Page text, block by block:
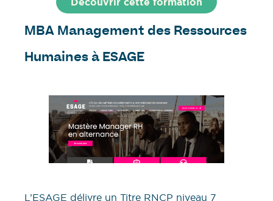
MBA Management des Ressources
Humaines à ESAGE
L’ESAGE délivre un Titre RNCP niveau 7